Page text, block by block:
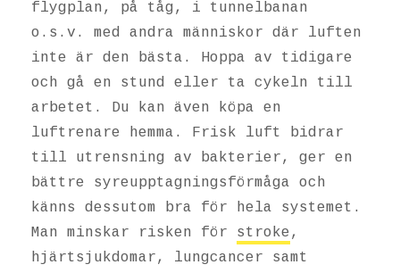
flygplan, på tåg, i tunnelbanan
o.s.v. med andra människor där luften
inte är den bästa. Hoppa av tidigare
och gå en stund eller ta cykeln till
arbetet. Du kan även köpa en
luftrenare hemma. Frisk luft bidrar
till utrensning av bakterier, ger en
bättre syreupptagningsförmåga och
känns dessutom bra för hela systemet.
Man minskar risken för stroke,
hjärtsjukdomar, lungcancer samt